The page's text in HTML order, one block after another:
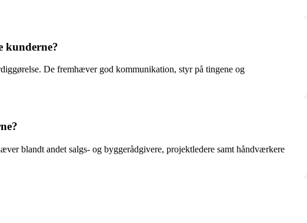
kunderne?
De fremhæver god kommunikation, styr på tingene og
blandt andet salgs- og byggerådgivere, projektledere samt håndværkere